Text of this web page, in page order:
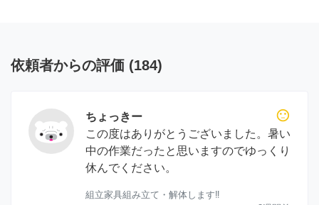
依頼者からの評価 (184)
sentiment_neutral
ちょっきー
この度はありがとうございました。暑い
中の作業だったと思いますのでゆっくり
休んでください。
組立家具組み立て・解体します‼︎